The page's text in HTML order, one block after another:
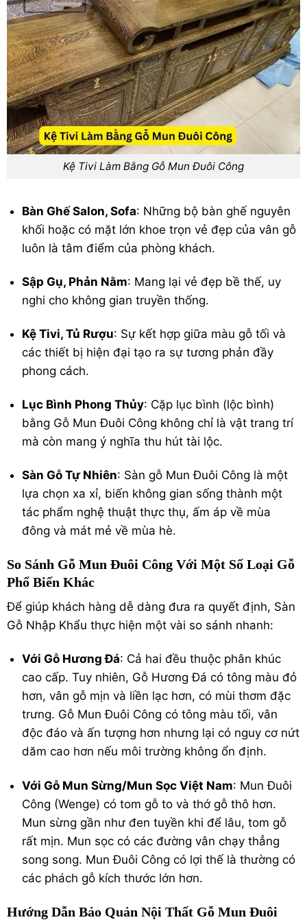
Kệ Tivi Làm Bằng Gỗ Mun Đuôi Công
Bàn Ghế Salon, Sofa: Những bộ bàn ghế nguyên
khối hoặc có mặt lớn khoe trọn vẻ đẹp của vân gỗ
luôn là tâm điểm của phòng khách.
Sập Gụ, Phản Nằm: Mang lại vẻ đẹp bề thế, uy
nghi cho không gian truyền thống.
Kệ Tivi, Tủ Rượu: Sự kết hợp giữa màu gỗ tối và
các thiết bị hiện đại tạo ra sự tương phản đầy
phong cách.
Lục Bình Phong Thủy: Cặp lục bình (lộc bình)
bằng Gỗ Mun Đuôi Công không chỉ là vật trang trí
mà còn mang ý nghĩa thu hút tài lộc.
Sàn Gỗ Tự Nhiên: Sàn gỗ Mun Đuôi Công là một
lựa chọn xa xỉ, biến không gian sống thành một
tác phẩm nghệ thuật thực thụ, ấm áp về mùa
đông và mát mẻ về mùa hè.
So Sánh Gỗ Mun Đuôi Công Với Một Số Loại Gỗ
Phổ Biến Khác
Để giúp khách hàng dễ dàng đưa ra quyết định, Sàn
Gỗ Nhập Khẩu thực hiện một vài so sánh nhanh:
Với Gỗ Hương Đá: Cả hai đều thuộc phân khúc
cao cấp. Tuy nhiên, Gỗ Hương Đá có tông màu đỏ
hơn, vân gỗ mịn và liền lạc hơn, có mùi thơm đặc
trưng. Gỗ Mun Đuôi Công có tông màu tối, vân
độc đáo và ấn tượng hơn nhưng lại có nguy cơ nứt
dăm cao hơn nếu môi trường không ổn định.
Với Gỗ Mun Sừng/Mun Sọc Việt Nam: Mun Đuôi
Công (Wenge) có tom gỗ to và thớ gỗ thô hơn.
Mun sừng gần như đen tuyền khi để lâu, tom gỗ
rất mịn. Mun sọc có các đường vân chạy thẳng
song song. Mun Đuôi Công có lợi thế là thường có
các phách gỗ kích thước lớn hơn.
Hướng Dẫn Bảo Quản Nội Thất Gỗ Mun Đuôi